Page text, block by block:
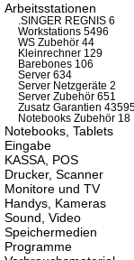
Arbeitsstationen
.SINGER REGNIS 6
Workstations 5496
WS Zubehör 44
Kleinrechner 129
Barebones 106
Server 634
Server Netzgeräte 2
Server Zubehör 651
Zusatz Garantien
Notebooks Zubehör 18
Notebooks, Tablets
Eingabe
KASSA, POS
Drucker, Scanner
Monitore und TV
Handys, Kameras
Sound, Video
Speichermedien
Programme